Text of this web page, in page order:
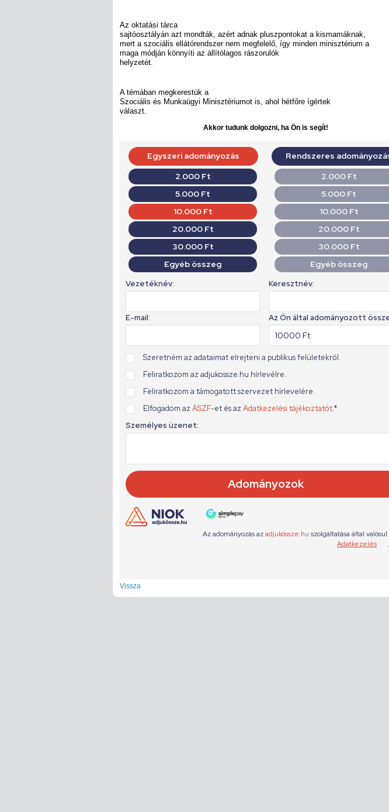
Az oktatási tárca
sajtóosztályán azt mondták, azért adnak pluszpontokat a kismamáknak,
mert a szociális ellátórendszer nem megfelelő, így minden minisztérium a
maga módján könnyíti az állítólagos rászorulók
helyzetét.
A témában megkerestük a
Szociális és Munkaügyi Minisztériumot is, ahol hétfőre ígértek
választ.
Akkor tudunk dolgozni, ha Ön is segít!
Vissza